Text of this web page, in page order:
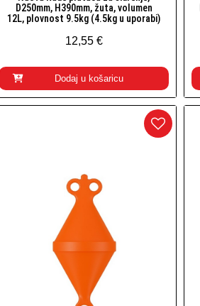
D250mm, H390mm, žuta, volumen
12L, plovnost 9.5kg (4.5kg u uporabi)
12,55 €
Dodaj u košaricu